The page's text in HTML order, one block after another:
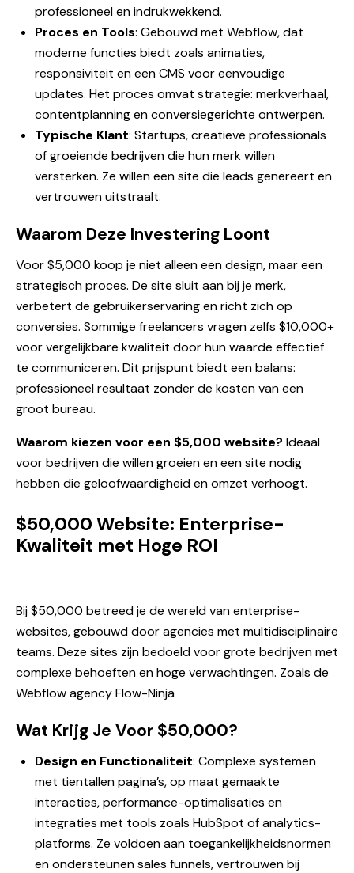
professioneel en indrukwekkend.
Proces en Tools: Gebouwd met Webflow, dat
moderne functies biedt zoals animaties,
responsiviteit en een CMS voor eenvoudige
updates. Het proces omvat strategie: merkverhaal,
contentplanning en conversiegerichte ontwerpen.
Typische Klant: Startups, creatieve professionals
of groeiende bedrijven die hun merk willen
versterken. Ze willen een site die leads genereert en
vertrouwen uitstraalt.
Waarom Deze Investering Loont
Voor $5,000 koop je niet alleen een design, maar een
strategisch proces. De site sluit aan bij je merk,
verbetert de gebruikerservaring en richt zich op
conversies. Sommige freelancers vragen zelfs $10,000+
voor vergelijkbare kwaliteit door hun waarde effectief
te communiceren. Dit prijspunt biedt een balans:
professioneel resultaat zonder de kosten van een
groot bureau.
Waarom kiezen voor een $5,000 website? Ideaal
voor bedrijven die willen groeien en een site nodig
hebben die geloofwaardigheid en omzet verhoogt.
$50,000 Website: Enterprise-
Kwaliteit met Hoge ROI
Bij $50,000 betreed je de wereld van enterprise-
websites, gebouwd door agencies met multidisciplinaire
teams. Deze sites zijn bedoeld voor grote bedrijven met
complexe behoeften en hoge verwachtingen. Zoals de
Webflow agencyFlow-Ninja
Wat Krijg Je Voor $50,000?
Design en Functionaliteit: Complexe systemen
met tientallen pagina’s, op maat gemaakte
interacties, performance-optimalisaties en
integraties met tools zoals HubSpot of analytics-
platforms. Ze voldoen aan toegankelijkheidsnormen
en ondersteunen sales funnels, vertrouwen bij